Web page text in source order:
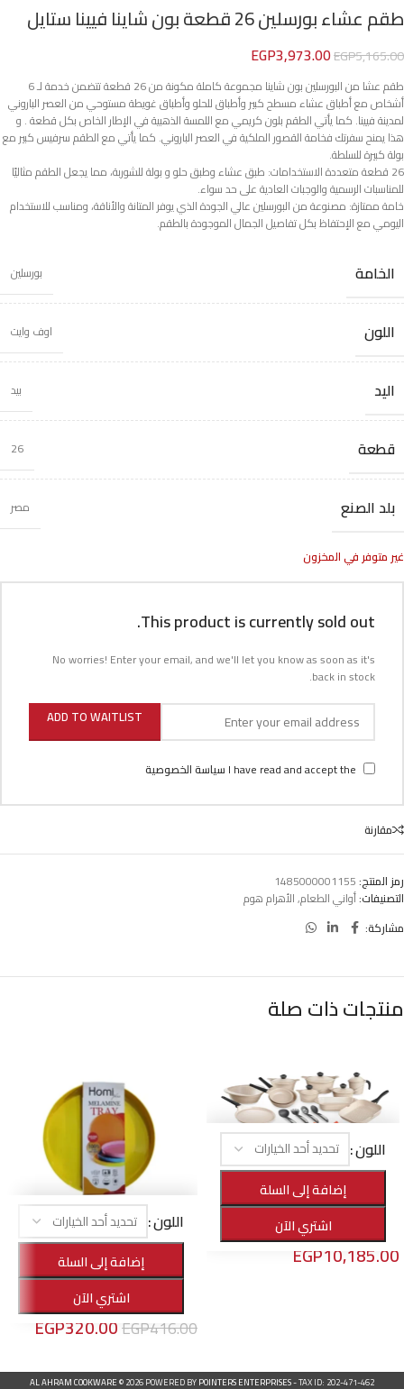
طقم عشاء بورسلين 26 قطعة بون شاينا فيينا ستايل
EGP5,165.00
EGP3,973.00
طقم عشا من البورسلين بون شاينا مجموعة كاملة مكونة من 26 قطعة تتضمن خدمة لـ 6
أشخاص مع أطباق عشاء مسطح كبير وأطباق للحلو وأطباق غويطة مستوحي من العصر الباروني
لمدينة فيينا. كما يأتي الطقم بلون كريمي مع اللمسة الذهبية في الإطار الخاص بكل قطعة . و
هذا يمنح سفرتك فخامة القصور الملكية في العصر الباروني. كما يأتي مع الطقم سرفيس كبير مع
بولة كبيرة للسلطة.
26 قطعة متعددة الاستخدامات: طبق عشاء وطبق حلو و بولة للشوربة، مما يجعل الطقم مثاليًا
للمناسبات الرسمية والوجبات العادية على حد سواء.
خامة ممتازة: مصنوعة من البورسلين عالي الجودة الذي يوفر المتانة والأناقة، ومناسب للاستخدام
اليومي مع الإحتفاظ بكل تفاصيل الجمال الموجودة بالطقم.
الخامة بورسلين
اللون اوف وايت
اليد بيد
قطعة 26
بلد الصنع مصر
غير متوفر في المخزون
This product is currently sold out.
No worries! Enter your email, and we'll let you know as soon as it's
back in stock.
ADD TO WAITLIST
I have read and accept the سياسة الخصوصية
مقارنة
رمز المنتج:1485000001155
التصنيفات:أواني الطعام,الأهرام هوم
مشاركة:
منتجات ذات صلة
-25%
طقم الأهرام هوم برايم جرانيت 22 قطعة
الأهرام هوم,أواني الطهي,الأفضل مبيعا
EGP13,650.00
EGP10,185.00
اللون
إضافة إلى السلة
اشتري الآن
صينية تقديم ميلامين دائرية
الأهرام هوم,منتجات التقديم
EGP416.00
EGP320.00
اللون
إضافة إلى السلة
اشتري الآن
AL AHRAM COOKWARE© 2026 POWERED BYPOINTERS ENTERPRISES- TAX ID: 202-471-462